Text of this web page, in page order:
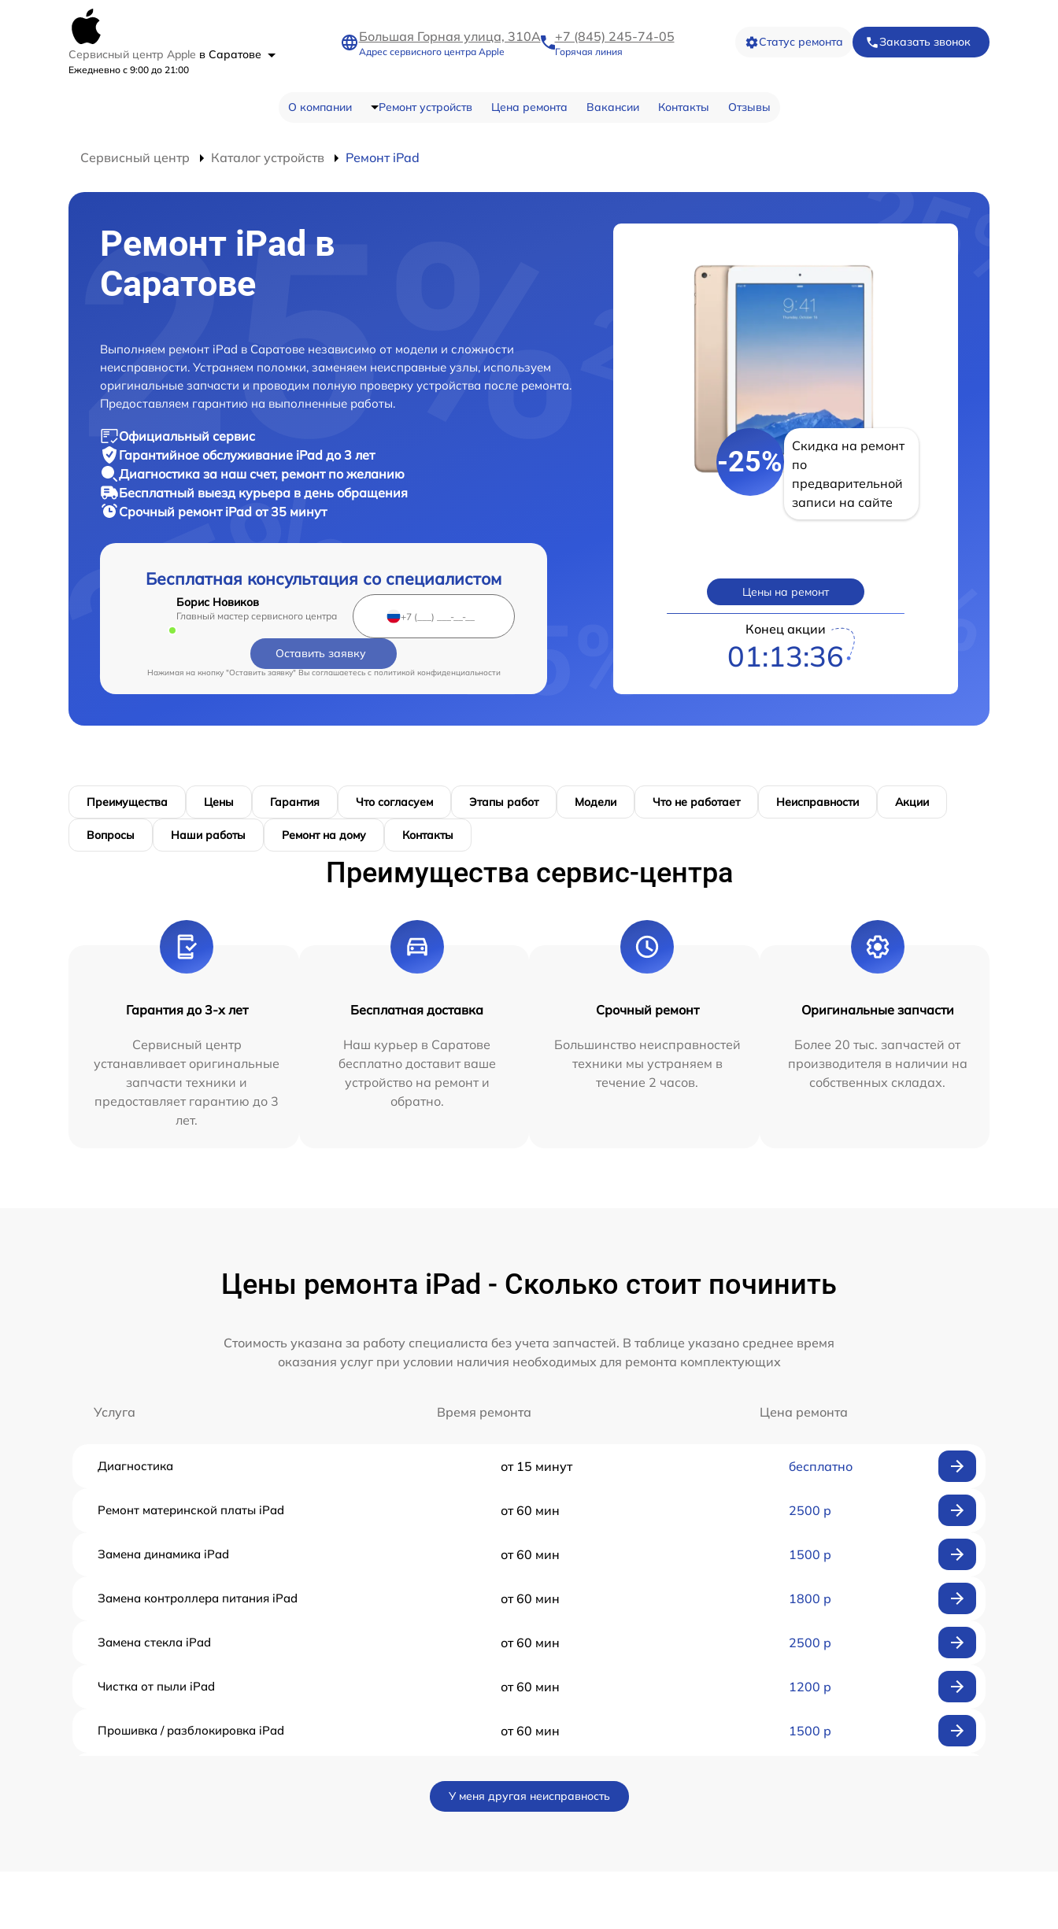
Сервисный центр Apple в Саратове
Ежедневно с 9:00 до 21:00
Большая Горная улица, 310А
Адрес сервисного центра Apple
+7 (845) 245-74-05
Горячая линия
Статус ремонта Заказать звонок
О компании Ремонт устройств Цена ремонта Вакансии Контакты Отзывы
Сервисный центр Каталог устройств Ремонт iPad
Ремонт iPad в
Саратове
Выполняем ремонт iPad в Саратове независимо от модели и сложности
неисправности. Устраняем поломки, заменяем неисправные узлы, используем
оригинальные запчасти и проводим полную проверку устройства после ремонта.
Предоставляем гарантию на выполненные работы.
Официальный сервис
Гарантийное обслуживание iPad до 3 лет
Диагностика за наш счет, ремонт по желанию
Бесплатный выезд курьера в день обращения
Срочный ремонт iPad от 35 минут
Бесплатная консультация со специалистом
Борис Новиков
Главный мастер сервисного центра
Оставить заявку
Нажимая на кнопку "Оставить заявку" Вы соглашаетесь cполитикой конфиденциальности
-25%
Скидка на ремонт
по
предварительной
записи на сайте
Цены на ремонт
Конец акции
01:13:35
Преимущества Цены Гарантия Что согласуем Этапы работ Модели Что не работает Неисправности Акции
Вопросы Наши работы Ремонт на дому Контакты
Преимущества сервис-центра
Гарантия до 3-х лет
Сервисный центр
устанавливает оригинальные
запчасти техники и
предоставляет гарантию до 3
лет.
Бесплатная доставка
Наш курьер в Саратове
бесплатно доставит ваше
устройство на ремонт и
обратно.
Срочный ремонт
Большинство неисправностей
техники мы устраняем в
течение 2 часов.
Оригинальные запчасти
Более 20 тыс. запчастей от
производителя в наличии на
собственных складах.
Цены ремонта iPad - Сколько стоит починить
Стоимость указана за работу специалиста без учета запчастей. В таблице указано среднее время
оказания услуг при условии наличия необходимых для ремонта комплектующих
Услуга Время ремонта Цена ремонта
Диагностика от 15 минут бесплатно
Ремонт материнской платы iPad от 60 мин 2500 р
Замена динамика iPad от 60 мин 1500 р
Замена контроллера питания iPad от 60 мин 1800 р
Замена стекла iPad от 60 мин 2500 р
Чистка от пыли iPad от 60 мин 1200 р
Прошивка / разблокировка iPad от 60 мин 1500 р
У меня другая неисправность